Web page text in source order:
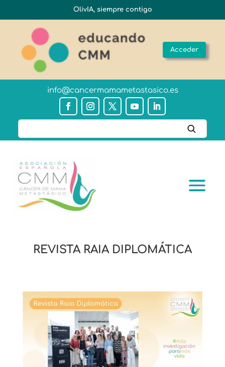
OlivIA, siempre contigo
Acceder
info@cancermamametastasico.es
REVISTA RAIA DIPLOMÁTICA